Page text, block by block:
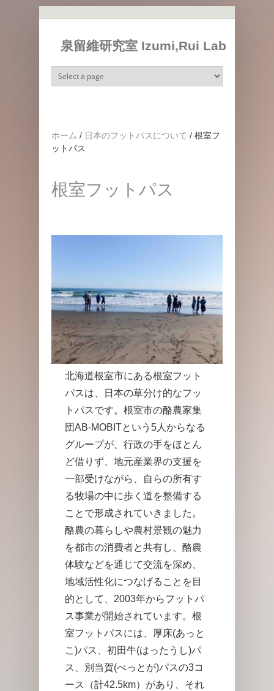
泉留維研究室 Izumi,Rui Lab
ホーム / 日本のフットパスについて / 根室フ
ットパス
根室フットパス
北海道根室市にある根室フット
パスは、日本の草分け的なフッ
トパスです。根室市の酪農家集
団AB-MOBITという5人からなる
グループが、行政の手をほとん
ど借りず、地元産業界の支援を
一部受けながら、自らの所有す
る牧場の中に歩く道を整備する
ことで形成されていきました。
酪農の暮らしや農村景観の魅力
を都市の消費者と共有し、酪農
体験などを通じて交流を深め、
地域活性化につなげることを目
的として、2003年からフットパ
ス事業が開始されています。根
室フットパスには、厚床(あっと
こ)パス、初田牛(はったうし)パ
ス、別当賀(べっとが)パスの3コ
ース（計42.5km）があり、それ